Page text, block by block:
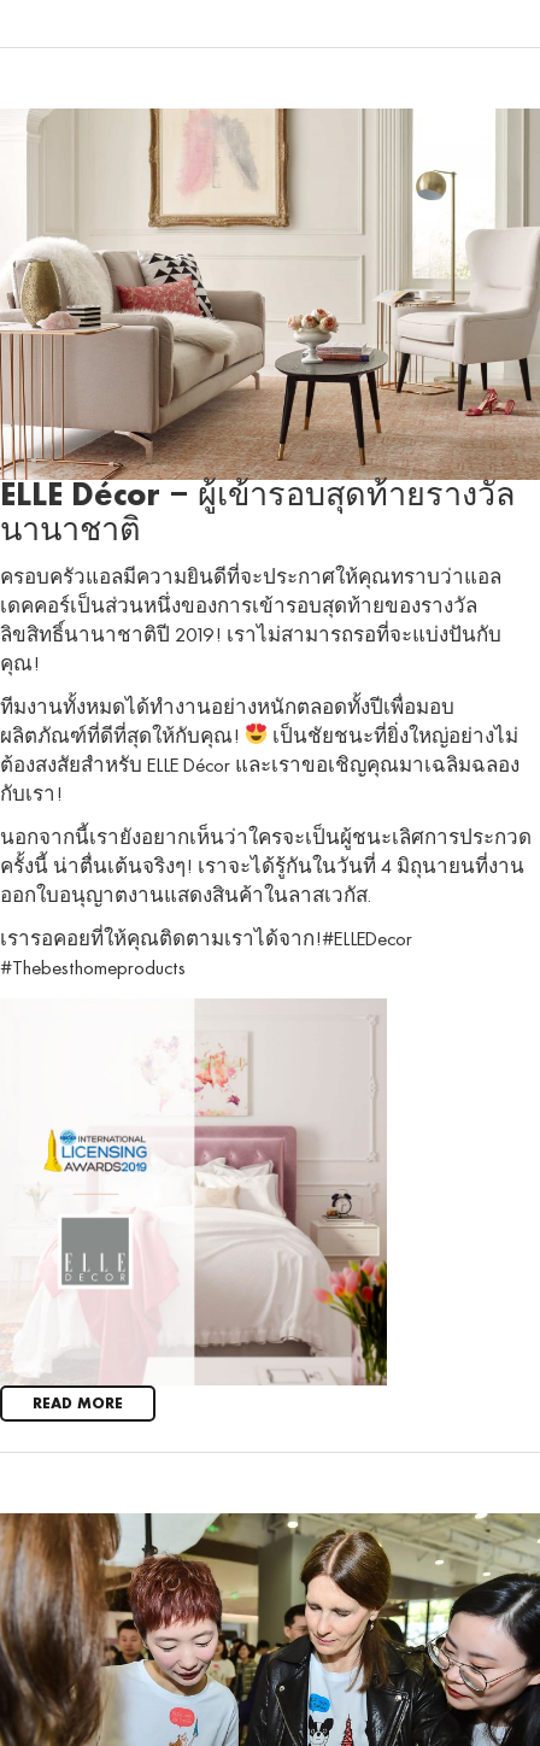
ELLE Décor – ผู้เข้ารอบสุดท้ายรางวัล
นานาชาติ
ครอบครัวแอลมีความยินดีที่จะประกาศให้คุณทราบว่าแอล
เดคคอร์เป็นส่วนหนึ่งของการเข้ารอบสุดท้ายของรางวัล
ลิขสิทธิ์นานาชาติปี 2019! เราไม่สามารถรอที่จะแบ่งปันกับ
คุณ!
ทีมงานทั้งหมดได้ทำงานอย่างหนักตลอดทั้งปีเพื่อมอบ
ผลิตภัณฑ์ที่ดีที่สุดให้กับคุณ!
เป็นชัยชนะที่ยิ่งใหญ่อย่างไม่
ต้องสงสัยสำหรับ ELLE Décor และเราขอเชิญคุณมาเฉลิมฉลอง
กับเรา!
นอกจากนี้เรายังอยากเห็นว่าใครจะเป็นผู้ชนะเลิศการประกวด
ครั้งนี้ น่าตื่นเต้นจริงๆ! เราจะได้รู้กันในวันที่ 4 มิถุนายนที่งาน
ออกใบอนุญาตงานแสดงสินค้าในลาสเวกัส.
เรารอคอยที่ให้คุณติดตามเราได้จาก!#ELLEDecor
#Thebesthomeproducts
READ MORE